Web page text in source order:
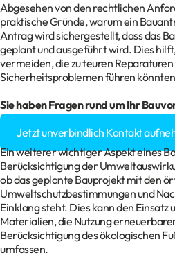
Abgesehen von den rechtlichen
praktische Gründe, warum ein
Antrag wird sichergestellt, dass das
geplant und ausgeführt wird. Dies
vermeiden, die zu teuren
Sicherheitsproblemen führen
Sie haben Fragen rund um Ihr
Baugenehmigung?
Jetzt unverbindlich Kontakt
Ein weiterer wichtiger Aspekt eines
Berücksichtigung der
ob das geplante Bauprojekt mit den
Umweltschutzbestimmungen und
Einklang steht. Dies kann den
Materialien, die Nutzung
Berücksichtigung des ökologischen
umfassen.